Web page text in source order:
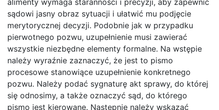
sądowi jasny obraz sytuacji i ułatwić mu podjęcie
merytorycznej decyzji. Podobnie jak w przypadku
pierwotnego pozwu, uzupełnienie musi zawierać
wszystkie niezbędne elementy formalne. Na wstępie
należy wyraźnie zaznaczyć, że jest to pismo
procesowe stanowiące uzupełnienie konkretnego
pozwu. Należy podać sygnaturę akt sprawy, do której
się odnosimy, a także oznaczyć sąd, do którego
pismo jest kierowane. Następnie należy wskazać